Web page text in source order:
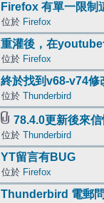
Firefox 有單一限制
位於 Firefox
重灌後，在youtube
位於 Firefox
終於找到v68-v74修
位於 Thunderbird
78.4.0更新後來
位於 Thunderbird
YT留言有BUG
位於 Firefox
Thunderbird 電郵